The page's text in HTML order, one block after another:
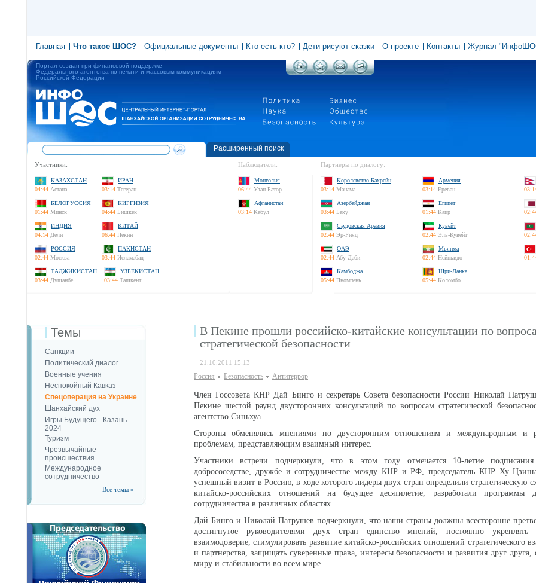
Главная Что такое ШОС? Официальные документы Кто есть кто? Дети рисуют сказки О проекте Контакты Журнал
Портал создан при финансовой поддержке
Федерального агентства по печати и массовым коммуникациям
Российской Федерации
Расширенный поиск
Участники:
КАЗАХСТАН
04:44 Астана
ИРАН
03:14 Тегеран
БЕЛОРУССИЯ
01:44 Минск
КИРГИЗИЯ
04:44 Бишкек
ИНДИЯ
04:14 Дели
КИТАЙ
06:44 Пекин
РОССИЯ
02:44 Москва
ПАКИСТАН
03:44 Исламабад
ТАДЖИКИСТАН
03:44 Душанбе
УЗБЕКИСТАН
03:44 Ташкент
Наблюдатели:
Монголия
06:44 Улан-Батор
Афганистан
03:14 Кабул
Партнеры по диалогу:
Королевство Бахрейн
03:14 Манама
Армения
03:14 Ереван
Азербайджан
03:44 Баку
Египет
01:44 Каир
Саудовская Аравия
02:44 Эр-Рияд
Кувейт
02:44 Эль-Кувейт
ОАЭ
02:44 Абу-Даби
Мьянма
02:44 Нейпьидо
Камбоджа
05:44 Пномпень
Шри-Ланка
05:44 Коломбо
Темы
Санкции
Политический диалог
Военные учения
Неспокойный Кавказ
Спецоперация на Украине
Шанхайский дух
Игры Будущего - Казань
2024
Туризм
Чрезвычайные
происшествия
Международное
сотрудничество
Все темы »
В Пекине прошли российско-китайские консультации по
стратегической безопасности
21.10.2011 15:13
Россия Безопаcность Антитеррор
Член Госсовета КНР Дай Бинго и секретарь Совета безопасности России Николай
Пекине шестой раунд двусторонних консультаций по вопросам стратегической
агентство Синьхуа.
Стороны обменялись мнениями по двусторонним отношениям и международным и
проблемам, представляющим взаимный интерес.
Участники встречи подчеркнули, что в этом году отмечается 10-летие
добрососедстве, дружбе и сотрудничестве между КНР и РФ, председатель КНР Ху
успешный визит в Россию, в ходе которого лидеры двух стран определили стратегическую
китайско-российских отношений на будущее десятилетие, разработали программы
сотрудничества в различных областях.
Дай Бинго и Николай Патрушев подчеркнули, что наши страны должны всесторонне
достигнутое руководителями двух стран единство мнений, постоянно укреплять
взаимодоверие, стимулировать развитие китайско-российских отношений стратегического
и партнерства, защищать суверенные права, интересы безопасности и развития друг друга,
миру и стабильности во всем мире.